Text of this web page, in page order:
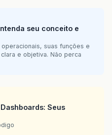
seu conceito e
suas funções e
e objetiva. Não perca
Seus